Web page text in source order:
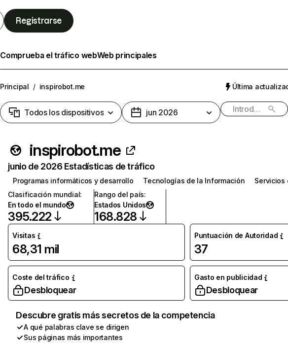
Registrarse
Comprueba el tráfico webWeb principales
Principal / inspirobot.me Última
Todos los dispositivos jun 2026
inspirobot.me
junio de 2026 Estadísticas de tráfico
Programas informáticos y desarrollo Tecnologías de la Información
Servicios
Clasificación mundial:
En todo el mundo
395.222
Rango del país:
Estados Unidos
168.828
Visitas
68,31 mil
Puntuación de Autoridad
37
Coste del tráfico
Desbloquear
Gasto en publicidad
Desbloquear
Descubre gratis más secretos de la competencia
A qué palabras clave se dirigen
Sus páginas más importantes